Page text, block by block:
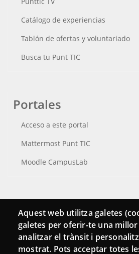
Catálogo de experiencias
Tablón de ofertas y voluntariado
Busca tu Punt TIC
Portales
Acceso a este portal
Mattermost Punt TIC
Moodle CampusLab
Conecta
Contacto
Hemeroteca
Aquest web utilitza galetes
galetes per oferir-te una
analitzar el trànsit i
mostrat. Pots acceptar totes